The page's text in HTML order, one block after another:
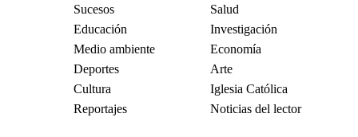
Sucesos
Salud
Educación
Investigación
Medio ambiente
Economía
Deportes
Arte
Cultura
Iglesia Católica
Reportajes
Noticias del lector